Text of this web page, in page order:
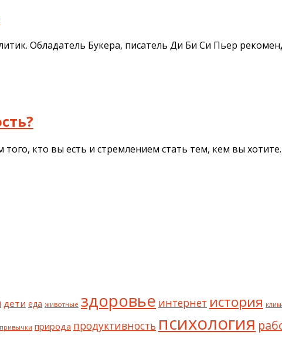
Обладатель Букера, писатель Ди Би Си Пьер
кто вы есть и стремлением стать тем, кем вы хотите.
дети еда животные здоровье интернет история
привычки природа продуктивность психология